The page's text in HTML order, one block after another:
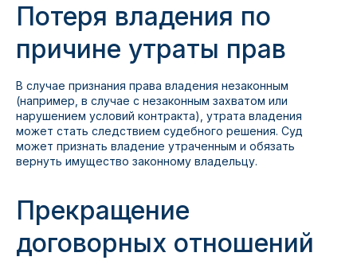
Потеря владения по
причине утраты прав
В случае признания права владения незаконным
(например, в случае с незаконным захватом или
нарушением условий контракта), утрата владения
может стать следствием судебного решения. Суд
может признать владение утраченным и обязать
вернуть имущество законному владельцу.
Прекращение
договорных отношений